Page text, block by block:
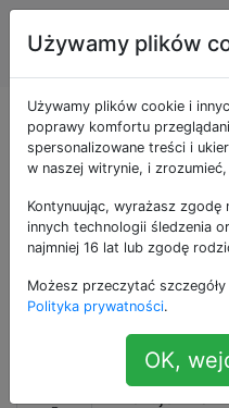
Internet
Jak
czy moje
IoT są
robakiem
Niedawno
Używamy plików
Używamy plików cookie i
poprawy komfortu
spersonalizowane treści i
w naszej witrynie, i
Kontynuując, wyrażasz
innych technologii śledzenia
najmniej 16 lat lub zgodę
Możesz przeczytać
Polityka prywatności.
OK,